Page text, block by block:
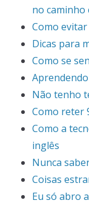
no
Como
Dicas para
Como se
Não tenho
Como reter
Como a
inglês
Nunca
Coisas
Eu só abro